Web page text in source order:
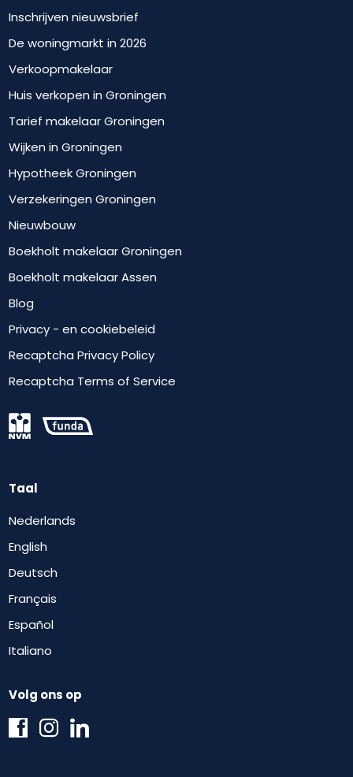
Inschrijven nieuwsbrief
De woningmarkt in 2026
Verkoopmakelaar
Huis verkopen in Groningen
Tarief makelaar Groningen
Wijken in Groningen
Hypotheek Groningen
Verzekeringen Groningen
Nieuwbouw
Boekholt makelaar Groningen
Boekholt makelaar Assen
Blog
Privacy - en cookiebeleid
Recaptcha Privacy Policy
Recaptcha Terms of Service
Taal
Nederlands
English
Deutsch
Français
Español
Italiano
Volg ons op